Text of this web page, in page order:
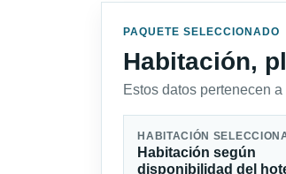
PAQUETE SELECCIONADO
Habitación,
Estos datos pertenecen
HABITACIÓN
Habitación según
disponibilidad del